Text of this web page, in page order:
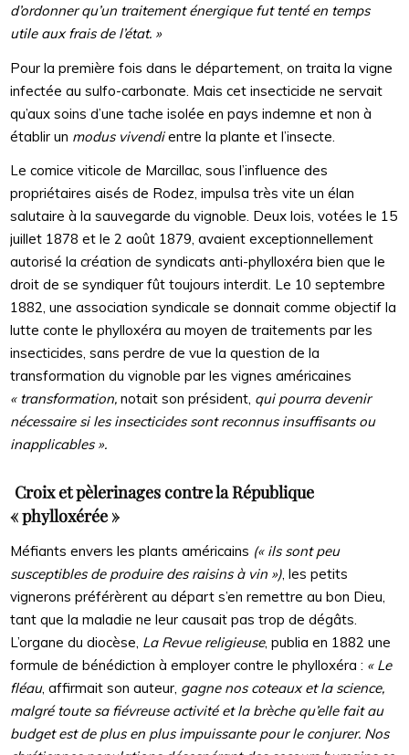
d’ordonner qu’un traitement énergique fut tenté en temps
utile aux frais de l’état. »
Pour la première fois dans le département, on traita la vigne
infectée au sulfo-carbonate. Mais cet insecticide ne servait
qu’aux soins d’une tache isolée en pays indemne et non à
établir un modus vivendientre la plante et l’insecte.
Le comice viticole de Marcillac, sous l’influence des
propriétaires aisés de Rodez, impulsa très vite un élan
salutaire à la sauvegarde du vignoble. Deux lois, votées le 15
juillet 1878 et le 2 août 1879, avaient exceptionnellement
autorisé la création de syndicats anti-phylloxéra bien que le
droit de se syndiquer fût toujours interdit. Le 10 septembre
1882, une association syndicale se donnait comme objectif la
lutte conte le phylloxéra au moyen de traitements par les
insecticides, sans perdre de vue la question de la
transformation du vignoble par les vignes américaines
« transformation, notait son président, qui pourra devenir
nécessaire si les insecticides sont reconnus insuffisants ou
inapplicables ».
Croix et pèlerinages contre la République
« phylloxérée »
Méfiants envers les plants américains (« ils sont peu
susceptibles de produire des raisins à vin »), les petits
vignerons préférèrent au départ s’en remettre au bon Dieu,
tant que la maladie ne leur causait pas trop de dégâts.
L’organe du diocèse, La Revue religieuse, publia en 1882 une
formule de bénédiction à employer contre le phylloxéra : « Le
fléau, affirmait son auteur, gagne nos coteaux et la science,
malgré toute sa fiévreuse activité et la brèche qu’elle fait au
budget est de plus en plus impuissante pour le conjurer. Nos